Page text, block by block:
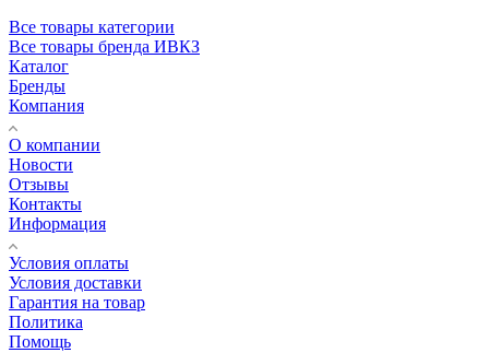
Все товары категории
Все товары бренда ИВКЗ
Каталог
Бренды
Компания
О компании
Новости
Отзывы
Контакты
Информация
Условия оплаты
Условия доставки
Гарантия на товар
Политика
Помощь